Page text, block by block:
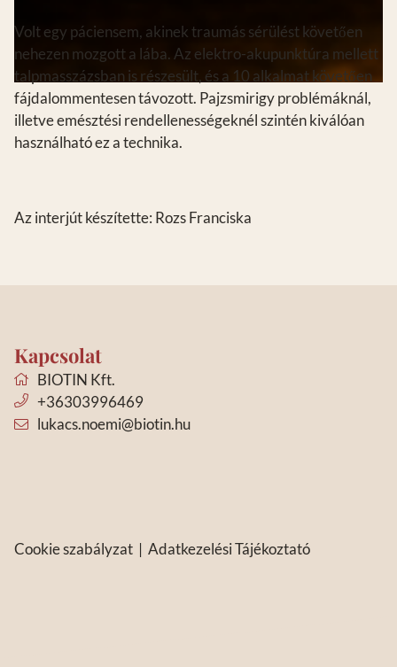
Volt egy páciensem, akinek traumás sérülést követően
nehezen mozgott a lába. Az elektro-akupunktúra mellett
talpmasszázsban is részesült, és a 10 alkalmat követően
fájdalommentesen távozott. Pajzsmirigy problémáknál,
illetve emésztési rendellenességeknél szintén kiválóan
használható ez a technika.
Az interjút készítette: Rozs Franciska
Kapcsolat
BIOTIN Kft.
+36303996469
lukacs.noemi@biotin.hu
Cookie szabályzat | Adatkezelési Tájékoztató